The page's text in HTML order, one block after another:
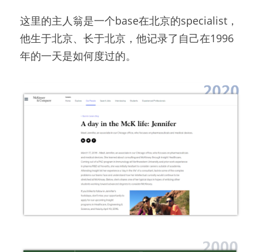
这里的主人翁是一个base在北京的specialist，
他生于北京、长于北京，他记录了自己在1996
年的一天是如何度过的。